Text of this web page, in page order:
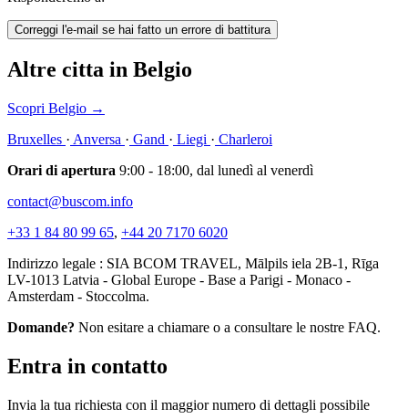
Correggi l'e-mail se hai fatto un errore di battitura
Altre citta in Belgio
Scopri Belgio →
Bruxelles · Anversa · Gand · Liegi · Charleroi
Orari di apertura 9:00 - 18:00, dal lunedì al venerdì
contact@buscom.info
+33 1 84 80 99 65, +44 20 7170 6020
Indirizzo legale : SIA BCOM TRAVEL, Mālpils iela 2B-1, Rīga
LV-1013 Latvia - Global Europe - Base a Parigi - Monaco -
Amsterdam - Stoccolma.
Domande? Non esitare a chiamare o a consultare le nostre FAQ.
Entra in contatto
Invia la tua richiesta con il maggior numero di dettagli possibile